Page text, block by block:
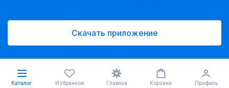
Скачать приложение
Каталог Избранное Главная Корзина Профиль